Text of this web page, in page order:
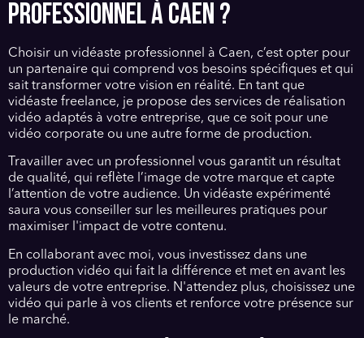
PROFESSIONNEL À CAEN ?
Choisir un vidéaste professionnel à Caen, c’est opter pour
un partenaire qui comprend vos besoins spécifiques et qui
sait transformer votre vision en réalité. En tant que
vidéaste freelance, je propose des services de réalisation
vidéo adaptés à votre entreprise, que ce soit pour une
vidéo corporate ou une autre forme de production.
Travailler avec un professionnel vous garantit un résultat
de qualité, qui reflète l’image de votre marque et capte
l’attention de votre audience. Un vidéaste expérimenté
saura vous conseiller sur les meilleures pratiques pour
maximiser l'impact de votre contenu.
En collaborant avec moi, vous investissez dans une
production vidéo qui fait la différence et met en avant les
valeurs de votre entreprise. N'attendez plus, choisissez une
vidéo qui parle à vos clients et renforce votre présence sur
le marché.